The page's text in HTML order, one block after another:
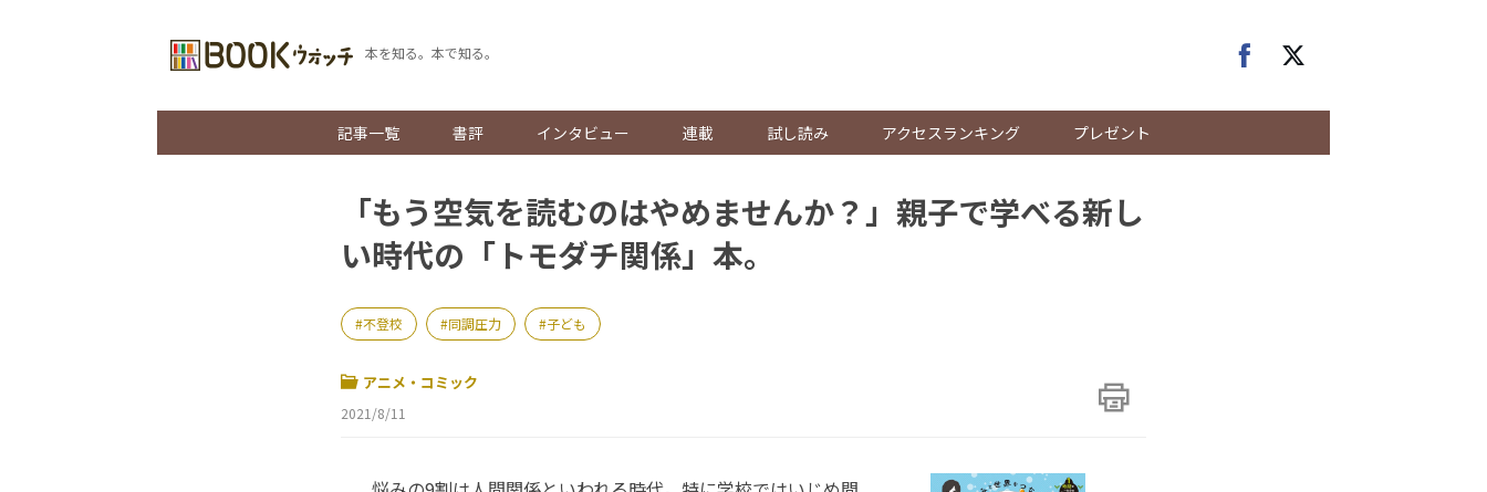
本を知る。本で知る。
記事一覧 書評 インタビュー 連載 試し読み アクセスランキング プレゼント
「もう空気を読むのはやめませんか？」親子で学べる新し
い時代の「トモダチ関係」本。
不登校 同調圧力 子ども
アニメ・コミック
2021/8/11